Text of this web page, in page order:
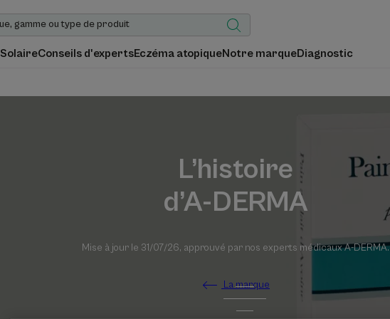
SolaireConseils d'expertsEczéma atopiqueNotre marqueDiagnostic
L’histoire
d’A-DERMA
Mise à jour le 31/07/26, approuvé par nos experts médicaux A-DERMA.
La marque